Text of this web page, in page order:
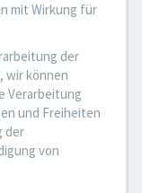
mit Wirkung für
der
wir können
Verarbeitung
und Freiheiten
der
von